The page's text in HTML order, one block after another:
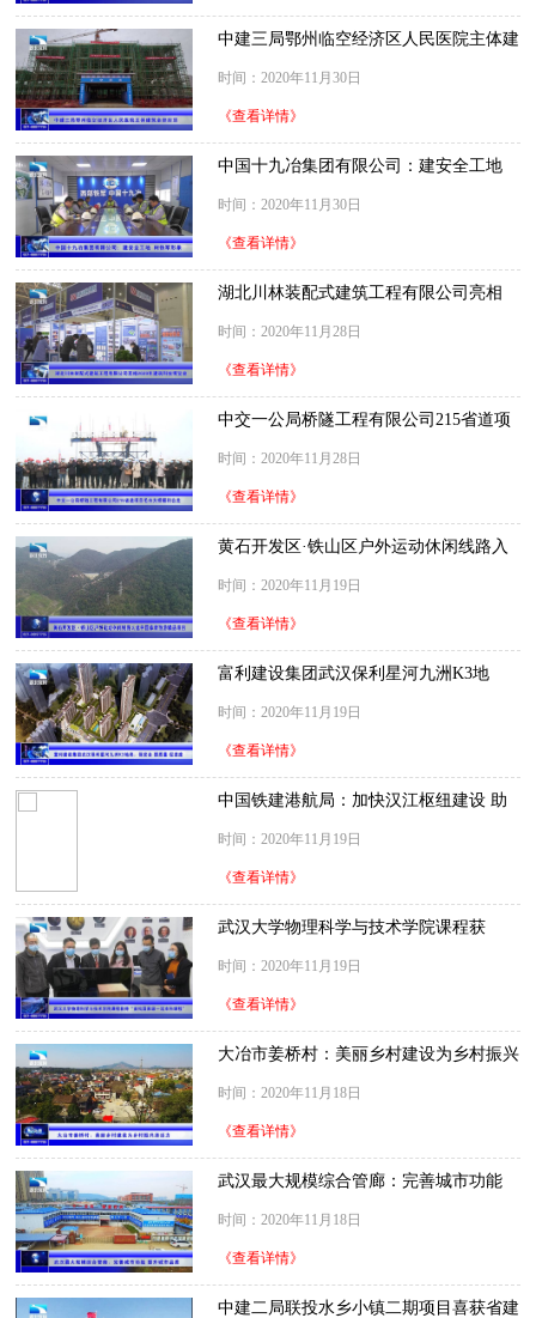
中建三局鄂州临空经济区人民医院主体建
时间：2020年11月30日
《查看详情》
中国十九冶集团有限公司：建安全工地
时间：2020年11月30日
《查看详情》
湖北川林装配式建筑工程有限公司亮相
时间：2020年11月28日
《查看详情》
中交一公局桥隧工程有限公司215省道项
时间：2020年11月28日
《查看详情》
黄石开发区·铁山区户外运动休闲线路入
时间：2020年11月19日
《查看详情》
富利建设集团武汉保利星河九洲K3地
时间：2020年11月19日
《查看详情》
中国铁建港航局：加快汉江枢纽建设 助
时间：2020年11月19日
《查看详情》
武汉大学物理科学与技术学院课程获
时间：2020年11月19日
《查看详情》
大冶市姜桥村：美丽乡村建设为乡村振兴
时间：2020年11月18日
《查看详情》
武汉最大规模综合管廊：完善城市功能
时间：2020年11月18日
《查看详情》
中建二局联投水乡小镇二期项目喜获省建